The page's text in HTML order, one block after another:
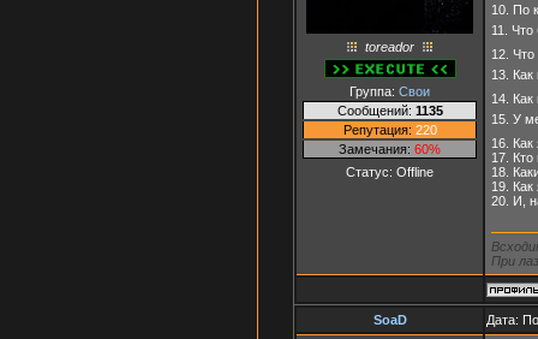
toreador
Группа: Свои
Сообщений: 1135
Репутация: 220
Замечания: 60%
Статус: Offline
10. По
11.
12.
13.
14.
15. У
16.
17.
18.
19.
20. И,
При
SoaD Дата: